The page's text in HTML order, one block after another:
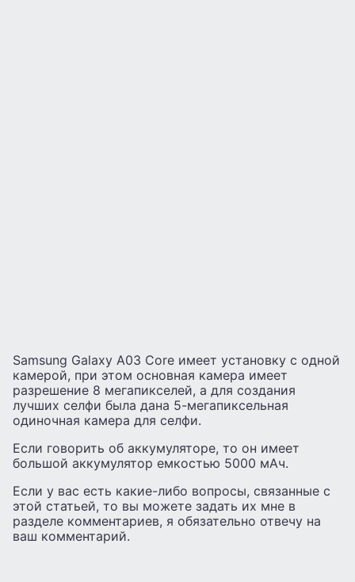
Samsung Galaxy A03 Core имеет установку с одной
камерой, при этом основная камера имеет
разрешение 8 мегапикселей, а для создания
лучших селфи была дана 5-мегапиксельная
одиночная камера для селфи.
Если говорить об аккумуляторе, то он имеет
большой аккумулятор емкостью 5000 мАч.
Если у вас есть какие-либо вопросы, связанные с
этой статьей, то вы можете задать их мне в
разделе комментариев, я обязательно отвечу на
ваш комментарий.